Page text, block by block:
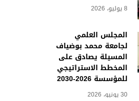
8 يوليو، 2026
المجلس العلمي
لجامعة محمد بوضياف
المسيلة يصادق على
المخطط الاستراتيجي
للمؤسسة 2026-2030
30 يونيو، 2026